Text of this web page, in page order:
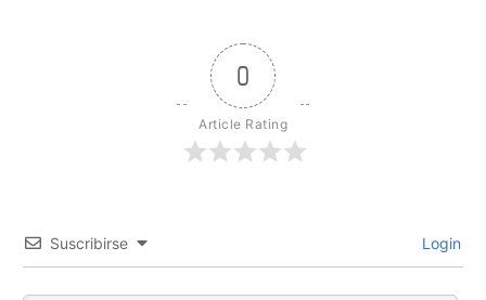
0
Article Rating
Suscribirse Login